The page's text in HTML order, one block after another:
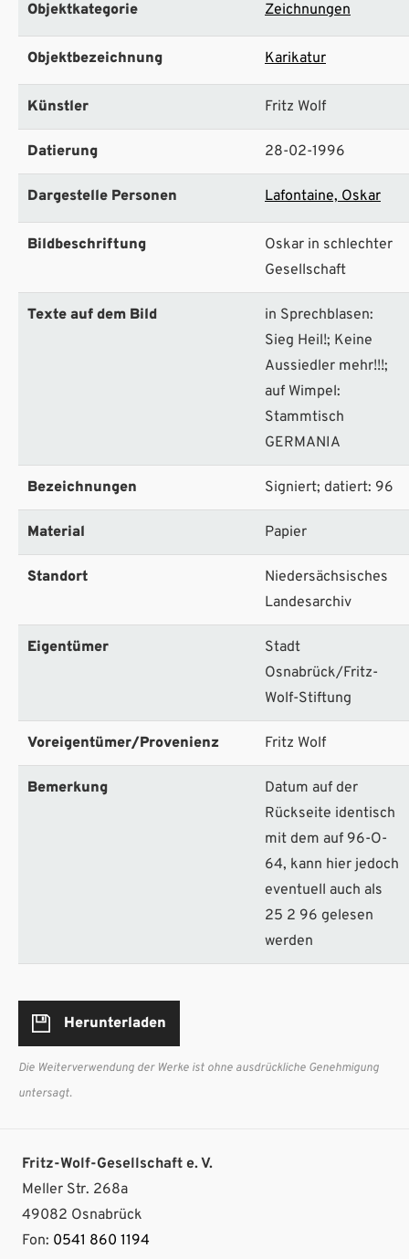
Objektkategorie Zeichnungen
Objektbezeichnung Karikatur
Künstler Fritz Wolf
Datierung 28-02-1996
Dargestelle Personen Lafontaine, Oskar
Bildbeschriftung
Oskar in schlechter
Gesellschaft
Texte auf dem Bild
in Sprechblasen:
Sieg Heil!; Keine
Aussiedler mehr!!!;
auf Wimpel:
Stammtisch
GERMANIA
Bezeichnungen Signiert; datiert: 96
Material Papier
Standort
Niedersächsisches
Landesarchiv
Eigentümer
Stadt
Osnabrück/Fritz-
Wolf-Stiftung
Voreigentümer/Provenienz Fritz Wolf
Bemerkung
Datum auf der
Rückseite identisch
mit dem auf 96-O-
64, kann hier jedoch
eventuell auch als
25 2 96 gelesen
werden
Herunterladen
Die Weiterverwendung der Werke ist ohne ausdrückliche Genehmigung
untersagt.
Fritz-Wolf-Gesellschaft e. V.
Meller Str. 268a
49082 Osnabrück
Fon: 0541 860 1194